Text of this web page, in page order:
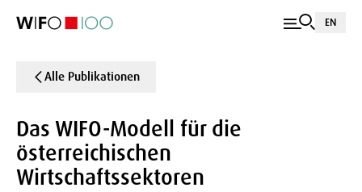
EN
Alle Publikationen
Das WIFO-Modell für die
österreichischen
Wirtschaftssektoren